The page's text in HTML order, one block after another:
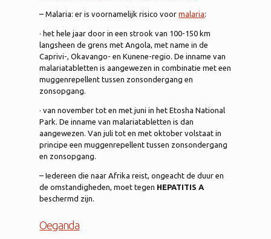
– Malaria: er is voornamelijk risico voormalaria:
· het hele jaar door in een strook van 100-150 km
langsheen de grens met Angola, met name in de
Caprivi-, Okavango- en Kunene-regio. De inname van
malariatabletten is aangewezen in combinatie met een
muggenrepellent tussen zonsondergang en
zonsopgang.
· van november tot en met juni in het Etosha National
Park. De inname van malariatabletten is dan
aangewezen. Van juli tot en met oktober volstaat in
principe een muggenrepellent tussen zonsondergang
en zonsopgang.
– Iedereen die naar Afrika reist, ongeacht de duur en
de omstandigheden, moet tegen HEPATITIS A
beschermd zijn.
Oeganda